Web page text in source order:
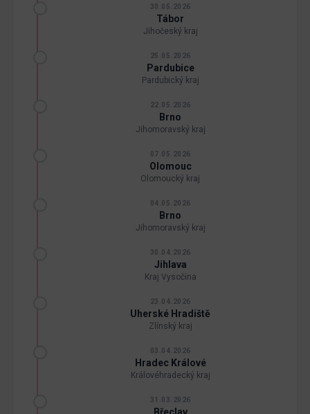
30.05.2026
Tábor
Jihočeský kraj
25.05.2026
Pardubice
Pardubický kraj
22.05.2026
Brno
Jihomoravský kraj
07.05.2026
Olomouc
Olomoucký kraj
04.05.2026
Brno
Jihomoravský kraj
30.04.2026
Jihlava
Kraj Vysočina
23.04.2026
Uherské Hradiště
Zlínský kraj
03.04.2026
Hradec Králové
Královéhradecký kraj
31.03.2026